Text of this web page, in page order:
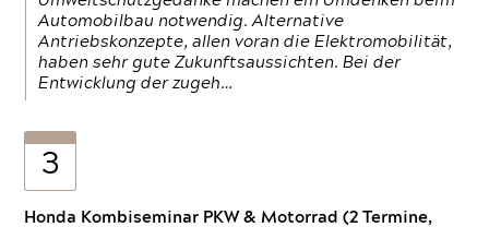
Automobilbau notwendig. Alternative
Antriebskonzepte, allen voran die Elektromobilität,
haben sehr gute Zukunftsaussichten. Bei der
Entwicklung der zugeh…
3
Honda Kombiseminar PKW & Motorrad (2 Termine,